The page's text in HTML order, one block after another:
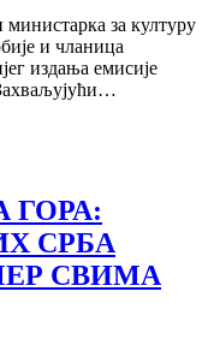
за културу
и чланица
издања емисије
ГОРА:
СРБА
СВИМА